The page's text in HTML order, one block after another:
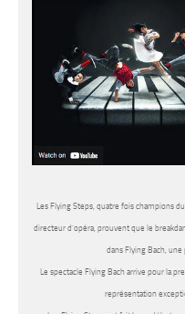
Les Flying Steps, quatre fois champions
directeur d’opéra, prouvent que le
dans Flying Bach,
Le spectacle Flying Bach arrive pour la
représentation